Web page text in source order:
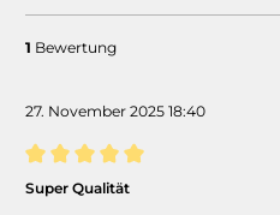
1 Bewertung
27. November 2025 18:40
Bewertung mit 5 von 5 Sternen
Super Qualität